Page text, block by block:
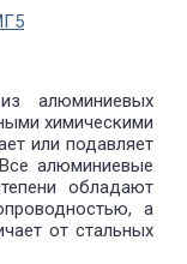
алюминиевых
химическими
или подавляет
алюминиевые
обладают
а
от стальных